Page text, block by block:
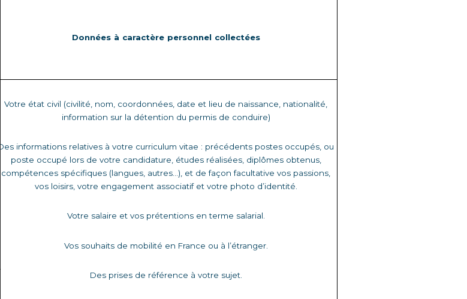
Données à caractère personnel collectées
Votre état civil (civilité, nom, coordonnées, date et lieu de naissance, nationalité,
information sur la détention du permis de conduire)
Des informations relatives à votre curriculum vitae : précédents postes occupés, ou
poste occupé lors de votre candidature, études réalisées, diplômes obtenus,
compétences spécifiques (langues, autres…), et de façon facultative vos passions,
vos loisirs, votre engagement associatif et votre photo d’identité.
Votre salaire et vos prétentions en terme salarial.
Vos souhaits de mobilité en France ou à l’étranger.
Des prises de référence à votre sujet.